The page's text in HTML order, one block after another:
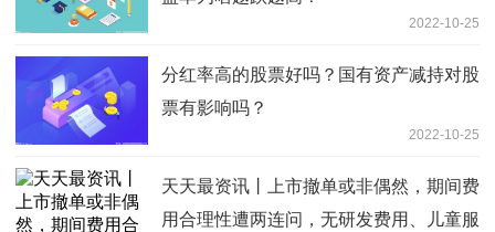
2022-10-25
分红率高的股票好吗？国有资产减持对股
票有影响吗？
2022-10-25
天天最资讯丨上市撤单或非偶然，期间费
用合理性遭两连问，无研发费用、儿童服